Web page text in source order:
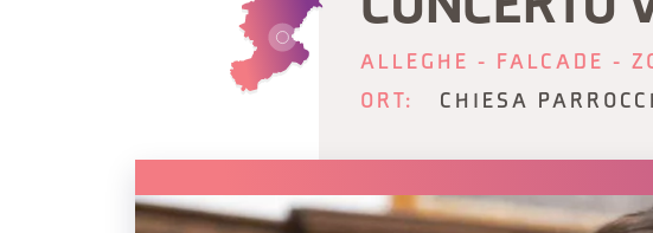
ALLEGHE - FALCADE -
ORT:
CHIESA